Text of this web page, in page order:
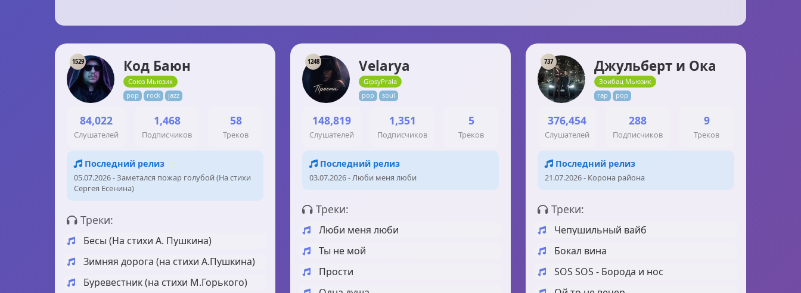
1529 Код Баюн
Союз Мьюзик
pop
rock jazz
84,022
Слушателей
1,468
Подписчиков
58
Треков
Последний релиз
05.07.2026 - Заметался пожар голубой (На стихи
Сергея Есенина)
Треки:
Бесы (На стихи А. Пушкина)
Зимняя дорога (на стихи А.Пушкина)
Буревестник (на стихи М.Горького)
1248 Velarya
GipsyPrala
pop
soul
148,819
Слушателей
1,351
Подписчиков
5
Треков
Последний релиз
03.07.2026 - Люби меня люби
Треки:
Люби меня люби
Ты не мой
Прости
737 Джульберт и Ока
Зоибац Мьюзик
rap
pop
376,454
Слушателей
288
Подписчиков
9
Треков
Последний релиз
21.07.2026 - Корона района
Треки:
Чепушильный вайб
Бокал вина
SOS SOS - Борода и нос